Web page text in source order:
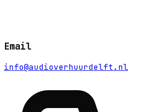
Email
info@audioverhuurdelft.nl